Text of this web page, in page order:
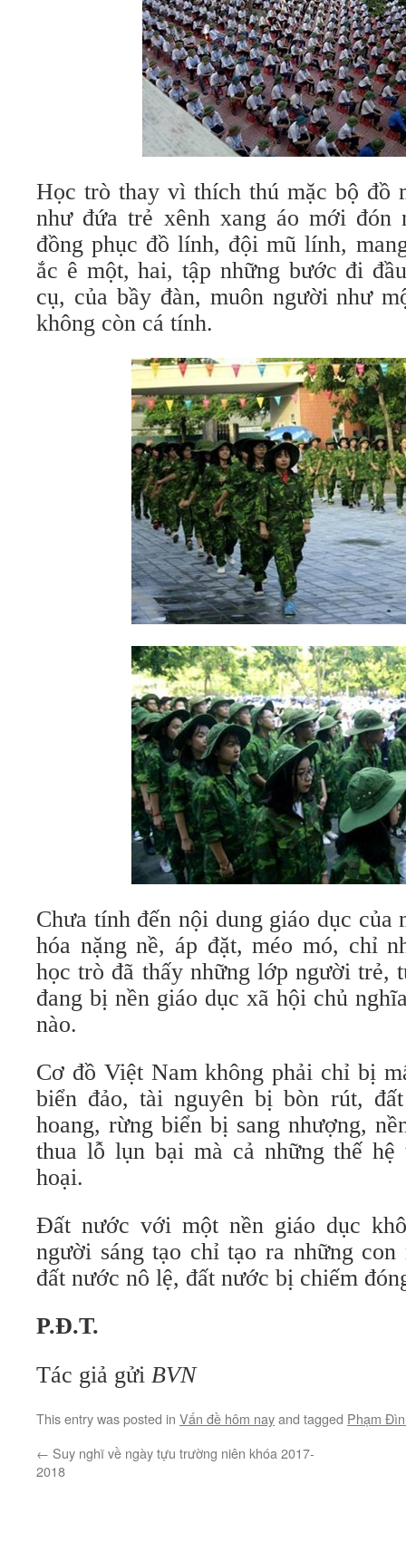
Học trò thay vì thích thú mặc bộ đồ
như đứa trẻ xênh xang áo mới đón
đồng phục đồ lính, đội mũ lính,
ắc ê một, hai, tập những bước đi
cụ, của bầy đàn, muôn người như
không còn cá tính.
Chưa tính đến nội dung giáo dục
hóa nặng nề, áp đặt, méo mó, chỉ
học trò đã thấy những lớp người trẻ,
đang bị nền giáo dục xã hội chủ
nào.
Cơ đồ Việt Nam không phải chỉ bị
biển đảo, tài nguyên bị bòn rút,
hoang, rừng biển bị sang nhượng,
thua lỗ lụn bại mà cả những thế
hoại.
Đất nước với một nền giáo dục
người sáng tạo chỉ tạo ra những
đất nước nô lệ, đất nước bị chiếm
P.Đ.T.
Tác giả gửi BVN
This entry was posted in Vấn đề hôm nayand tagged Phạm
← Suy nghĩ về ngày tựu trường niên khóa 2017-
2018